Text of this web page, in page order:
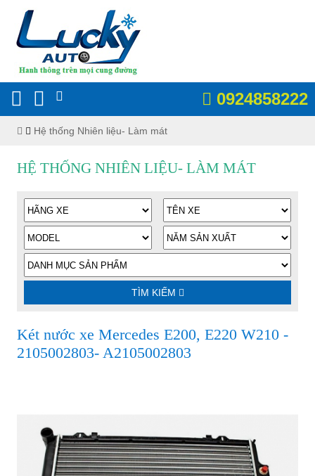
0924858222
Hệ thống Nhiên liệu- Làm mát
HỆ THỐNG NHIÊN LIỆU- LÀM MÁT
TÌM KIẾM
Két nước xe Mercedes E200, E220 W210 -
2105002803- A2105002803